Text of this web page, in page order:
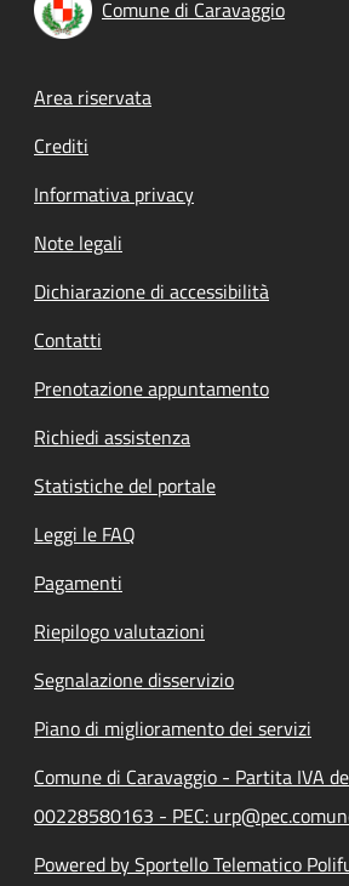
Comune di Caravaggio
Footer menu
Area riservata
Crediti
Informativa privacy
Note legali
Dichiarazione di accessibilità
Contatti
Prenotazione appuntamento
Richiedi assistenza
Statistiche del portale
Leggi le FAQ
Pagamenti
Riepilogo valutazioni
Segnalazione disservizio
Piano di miglioramento dei servizi
Comune di Caravaggio - Partita IVA
00228580163 - PEC:
Powered by Sportello Telematico